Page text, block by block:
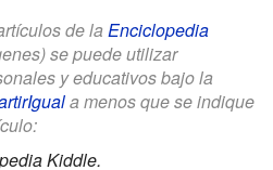
de la Enciclopedia
se puede utilizar
y educativos bajo la
a menos que se indique
Kiddle.